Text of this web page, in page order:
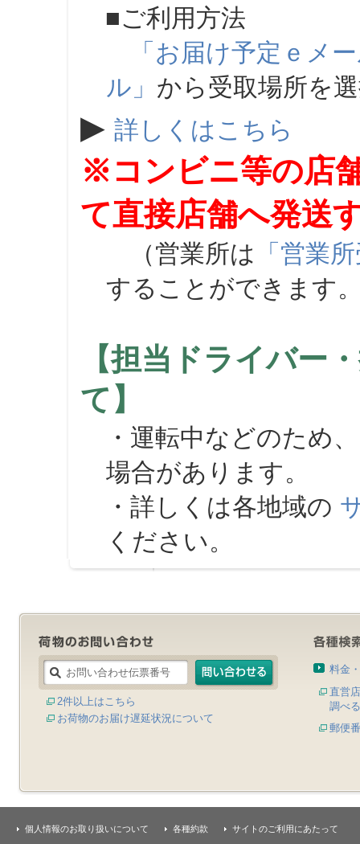
■ご利用方法
「お届け予定ｅメ
ル」 から受取場所を
▶ 詳しくはこちら
※コンビニ等の店
て直接店舗へ発送
（営業所は 「営業
することができます
【担当ドライバー
て】
・運転中などのため
場合があります。
・詳しくは各地域の
ください。
2件以上はこちら
お荷物のお届け遅延状況について
料金
直営
調べる
郵便
個人情報のお取り扱いについて 各種約款 サイトのご利用にあたって